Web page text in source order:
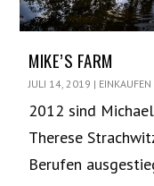
MIKE’S FARM
JULI 14, 2019 | EINKAUFEN
2012 sind
Therese
Berufen